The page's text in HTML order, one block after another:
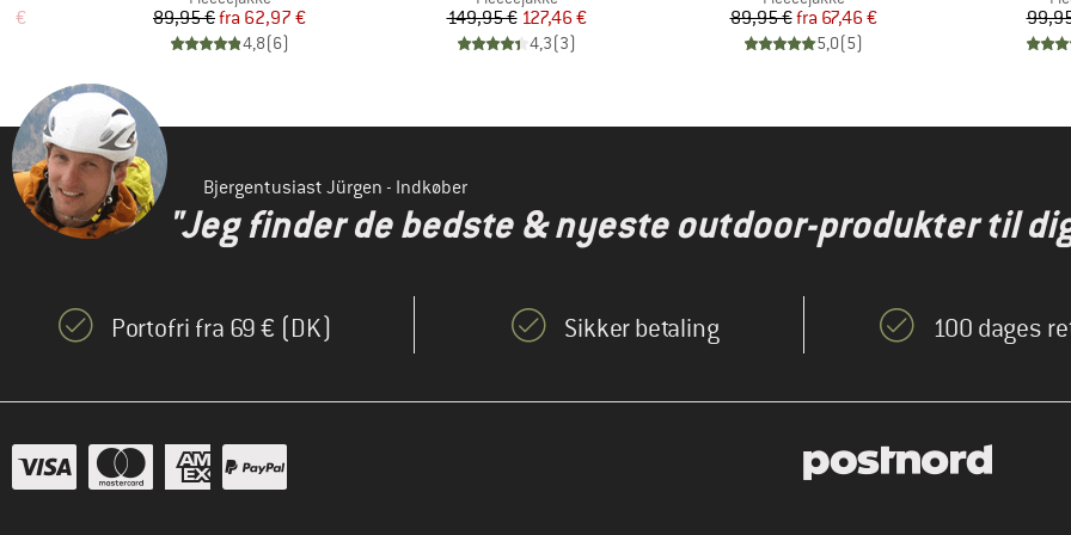
€ Pris
89,95 € Nedsat pris
fra 62,97 €
4,8(6)
Pris
149,95 €Nedsat pris
127,46 €
4,3(3)
Pris
89,95 € Nedsat pris
fra 67,46 €
5,0(5)
Bjergentusiast Jürgen - Indkøber
"Jeg finder de bedste & nyeste outdoor-produkter til
Portofri fra 69 € (DK) Sikker betaling 100 dages